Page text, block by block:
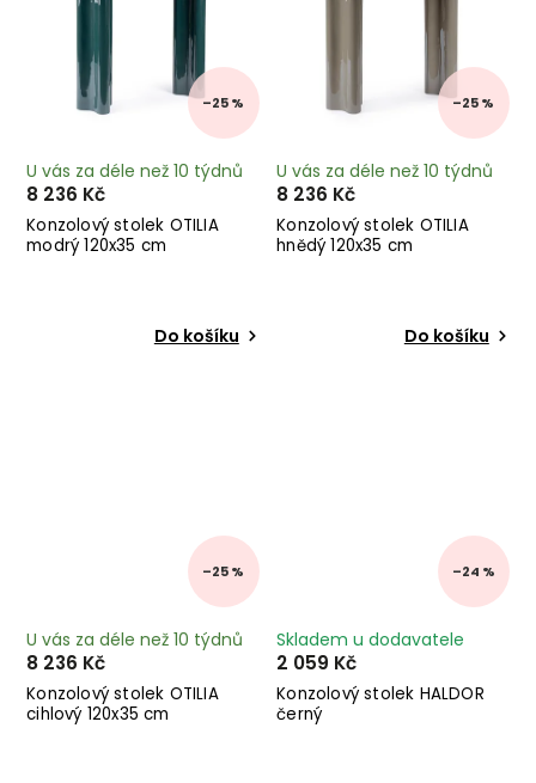
–25 %
Konzolový stolek OTILIA
modrý 120x35 cm
U vás za déle než 10 týdnů
8 236 Kč
Do košíku
–25 %
Konzolový stolek OTILIA
hnědý 120x35 cm
U vás za déle než 10 týdnů
8 236 Kč
Do košíku
–25 %
Konzolový stolek OTILIA
cihlový 120x35 cm
U vás za déle než 10 týdnů
8 236 Kč
–24 %
Konzolový stolek HALDOR
černý
Skladem u dodavatele
2 059 Kč